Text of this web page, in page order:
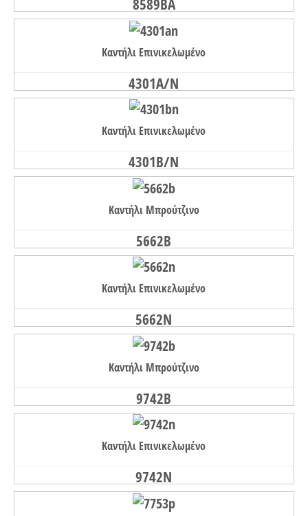
8589BA
Καντήλι Επινικελωμένο
4301A/N
Καντήλι Επινικελωμένο
4301B/N
Καντήλι Μπρούτζινο
5662B
Καντήλι Επινικελωμένο
5662N
Καντήλι Μπρούτζινο
9742B
Καντήλι Επινικελωμένο
9742N